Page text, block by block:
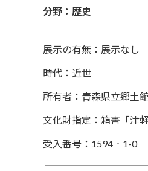
分野：歴史
展示の有無：展示なし
時代：近世
所有者：青森県立郷土
文化財指定：箱書「津
受入番号：1594‐1-0